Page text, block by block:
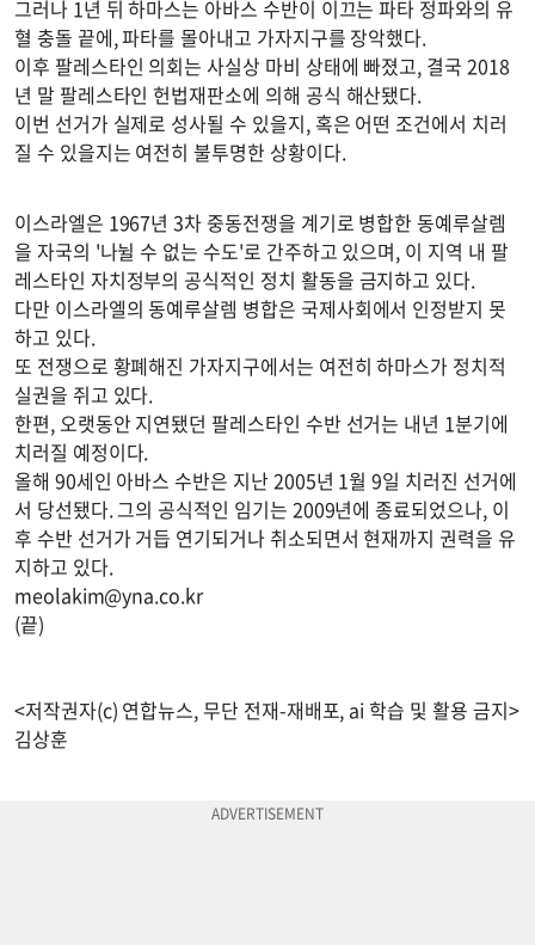
그러나 1년 뒤 하마스는 아바스 수반이 이끄는 파타 정파와의 유
혈 충돌 끝에, 파타를 몰아내고 가자지구를 장악했다.
이후 팔레스타인 의회는 사실상 마비 상태에 빠졌고, 결국 2018
년 말 팔레스타인 헌법재판소에 의해 공식 해산됐다.
이번 선거가 실제로 성사될 수 있을지, 혹은 어떤 조건에서 치러
질 수 있을지는 여전히 불투명한 상황이다.
이스라엘은 1967년 3차 중동전쟁을 계기로 병합한 동예루살렘
을 자국의 '나뉠 수 없는 수도'로 간주하고 있으며, 이 지역 내 팔
레스타인 자치정부의 공식적인 정치 활동을 금지하고 있다.
다만 이스라엘의 동예루살렘 병합은 국제사회에서 인정받지 못
하고 있다.
또 전쟁으로 황폐해진 가자지구에서는 여전히 하마스가 정치적
실권을 쥐고 있다.
한편, 오랫동안 지연됐던 팔레스타인 수반 선거는 내년 1분기에
치러질 예정이다.
올해 90세인 아바스 수반은 지난 2005년 1월 9일 치러진 선거에
서 당선됐다. 그의 공식적인 임기는 2009년에 종료되었으나, 이
후 수반 선거가 거듭 연기되거나 취소되면서 현재까지 권력을 유
지하고 있다.
meolakim@yna.co.kr
(끝)
<저작권자(c) 연합뉴스, 무단 전재-재배포, ai 학습 및 활용 금지>
김상훈